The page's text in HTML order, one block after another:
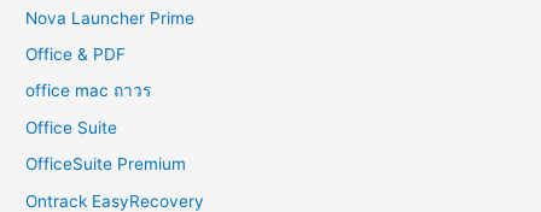
Nova Launcher Prime
Office & PDF
office mac ถาวร
Office Suite
OfficeSuite Premium
Ontrack EasyRecovery